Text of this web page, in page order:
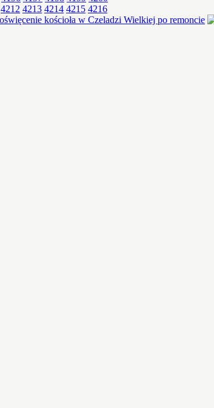
4212 4213 4214 4215 4216